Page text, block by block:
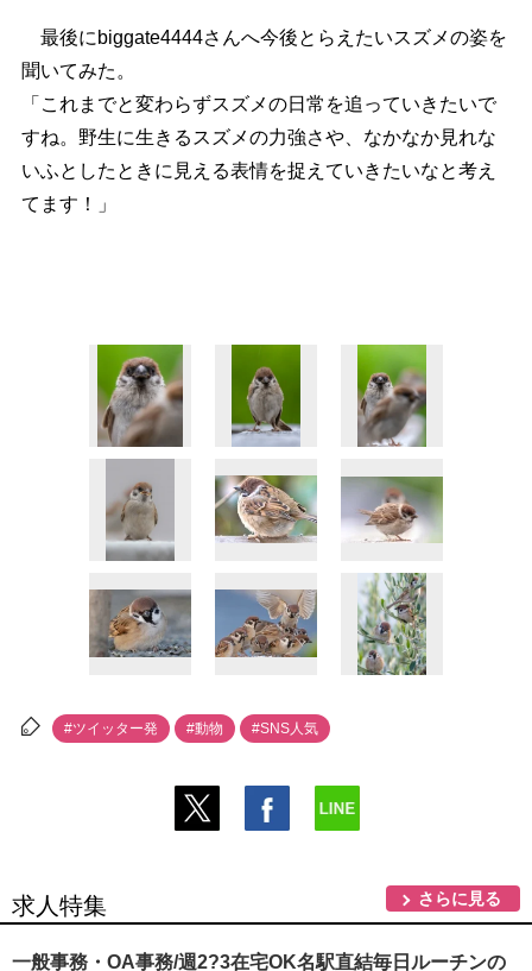
最後にbiggate4444さんへ今後とらえたいスズメの姿を
聞いてみた。
「これまでと変わらずスズメの日常を追っていきたいで
すね。野生に生きるスズメの力強さや、なかなか見れな
いふとしたときに見える表情を捉えていきたいなと考え
てます！」
#ツイッター発 #動物 #SNS人気
求人特集 さらに見る
一般事務・OA事務/週2?3在宅OK名駅直結毎日ルーチンの